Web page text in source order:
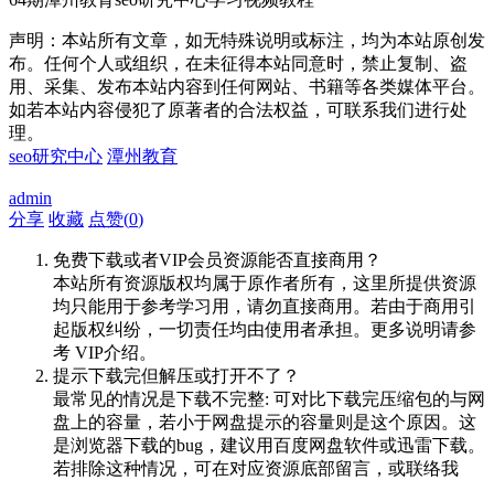
声明：本站所有文章，如无特殊说明或标注，均为本站原创发
布。任何个人或组织，在未征得本站同意时，禁止复制、盗
用、采集、发布本站内容到任何网站、书籍等各类媒体平台。
如若本站内容侵犯了原著者的合法权益，可联系我们进行处
理。
seo研究中心 潭州教育
admin
分享 收藏 点赞(0)
免费下载或者VIP会员资源能否直接商用？
本站所有资源版权均属于原作者所有，这里所提供资源
均只能用于参考学习用，请勿直接商用。若由于商用引
起版权纠纷，一切责任均由使用者承担。更多说明请参
考 VIP介绍。
提示下载完但解压或打开不了？
最常见的情况是下载不完整: 可对比下载完压缩包的与网
盘上的容量，若小于网盘提示的容量则是这个原因。这
是浏览器下载的bug，建议用百度网盘软件或迅雷下载。
若排除这种情况，可在对应资源底部留言，或联络我